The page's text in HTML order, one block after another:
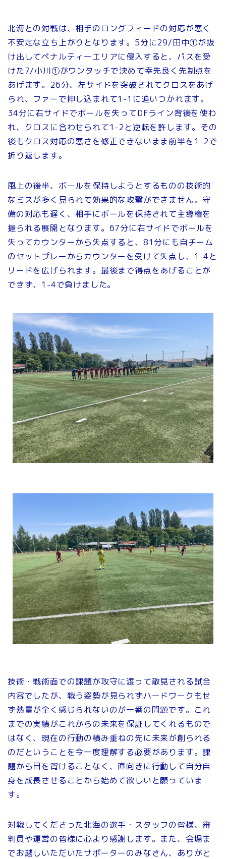
北海との対戦は、相手のロングフィードの対応が悪く
不安定な立ち上がりとなります。5分に29/田中①が抜
け出してペナルティーエリアに侵入すると、パスを受
けた7/小川①がワンタッチで決めて幸先良く先制点を
あげます。26分、左サイドを突破されてクロスをあげ
られ、ファーで押し込まれて1-1に追いつかれます。
34分に右サイドでボールを失ってDFライン背後を使わ
れ、クロスに合わせられて1-2と逆転を許します。その
後もクロス対応の悪さを修正できないまま前半を1-2で
折り返します。
風上の後半、ボールを保持しようとするものの技術的
なミスが多く見られて効果的な攻撃ができません。守
備の対応も遅く、相手にボールを保持されて主導権を
握られる展開となります。67分に右サイドでボールを
失ってカウンターから失点すると、81分にも自チーム
のセットプレーからカウンターを受けて失点し、1-4と
リードを広げられます。最後まで得点をあげることが
できず、1-4で負けました。
技術・戦術面での課題が攻守に渡って散見される試合
内容でしたが、戦う姿勢が見られずハードワークもせ
ず熱量が全く感じられないのが一番の問題です。これ
までの実績がこれからの未来を保証してくれるもので
はなく、現在の行動の積み重ねの先に未来が創られる
のだということを今一度理解する必要があります。課
題から目を背けることなく、直向きに行動して自分自
身を成長させることから始めて欲しいと願っていま
す。
対戦してくださった北海の選手・スタッフの皆様、審
判員や運営の皆様に心より感謝します。また、会場ま
でお越しいただいたサポーターのみなさん、ありがと